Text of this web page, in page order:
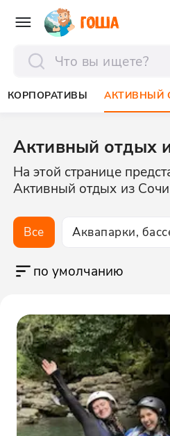
КОРПОРАТИВЫ АКТИВНЫЙ
Активный отдых
На этой странице
Активный отдых из Сочи
Все Аквапарки,
по умолчанию